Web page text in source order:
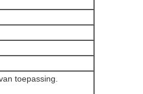
toepassing.